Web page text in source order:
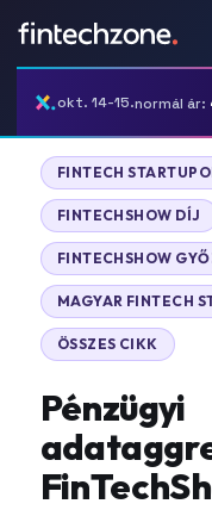
okt. 14-15.normál ár:
FINTECH
FINTECHSHOW DÍJ
FINTECHSHOW
MAGYAR FINTECH
ÖSSZES CIKK
Pénzügyi